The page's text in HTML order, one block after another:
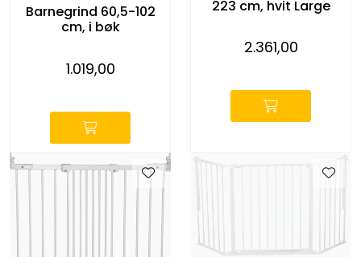
Barnegrind 60,5-102
cm, i bøk
1.019,00
223 cm, hvit Large
2.361,00
KONTORMØBLER OG INNREDNING
OUTLET & GJENBRUK
BARNEHAGE OG SKOLE